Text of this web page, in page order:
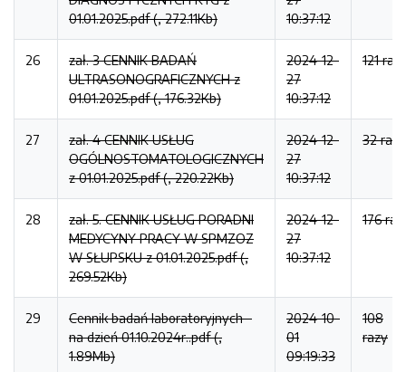
01.01.2025.pdf (, 272.11Kb)
10:37:12
26
zał. 3 CENNIK BADAŃ
ULTRASONOGRAFICZNYCH z
01.01.2025.pdf (, 176.32Kb)
2024-12-
27
10:37:12
121
27
zał. 4 CENNIK USŁUG
OGÓLNOSTOMATOLOGICZNYCH
z 01.01.2025.pdf (, 220.22Kb)
2024-12-
27
10:37:12
32 razy
28
zał. 5. CENNIK USŁUG PORADNI
MEDYCYNY PRACY W SPMZOZ
W SŁUPSKU z 01.01.2025.pdf (,
269.52Kb)
2024-12-
27
10:37:12
176
29
Cennik badań laboratoryjnych -
na dzień 01.10.2024r..pdf (,
1.89Mb)
2024-10-
01
09:19:33
108
razy